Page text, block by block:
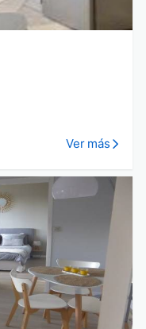
Ver más